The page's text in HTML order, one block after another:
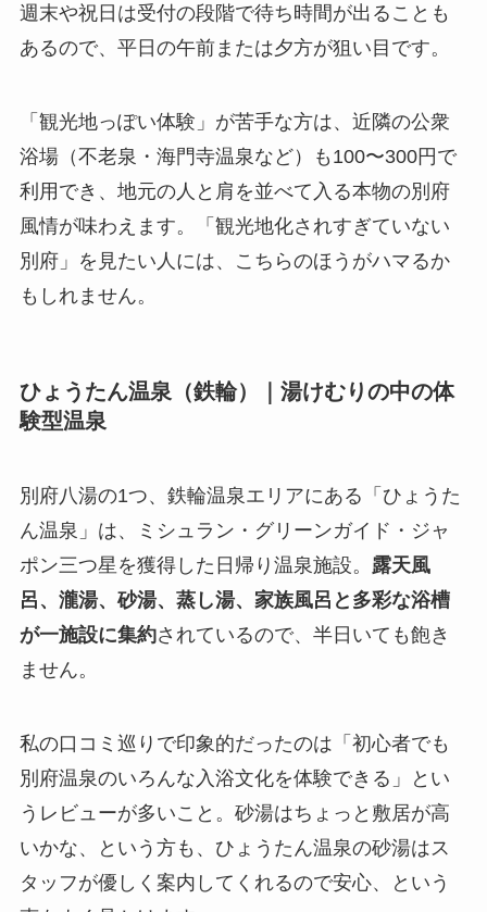
週末や祝日は受付の段階で待ち時間が出ることも
あるので、平日の午前または夕方が狙い目です。
「観光地っぽい体験」が苦手な方は、近隣の公衆
浴場（不老泉・海門寺温泉など）も100〜300円で
利用でき、地元の人と肩を並べて入る本物の別府
風情が味わえます。「観光地化されすぎていない
別府」を見たい人には、こちらのほうがハマるか
もしれません。
ひょうたん温泉（鉄輪）｜湯けむりの中の体
験型温泉
別府八湯の1つ、鉄輪温泉エリアにある「ひょうた
ん温泉」は、ミシュラン・グリーンガイド・ジャ
ポン三つ星を獲得した日帰り温泉施設。 露天風
呂、瀧湯、砂湯、蒸し湯、家族風呂と多彩な浴槽
が一施設に集約されているので、半日いても飽き
ません。
私の口コミ巡りで印象的だったのは「初心者でも
別府温泉のいろんな入浴文化を体験できる」とい
うレビューが多いこと。砂湯はちょっと敷居が高
いかな、という方も、ひょうたん温泉の砂湯はス
タッフが優しく案内してくれるので安心、という